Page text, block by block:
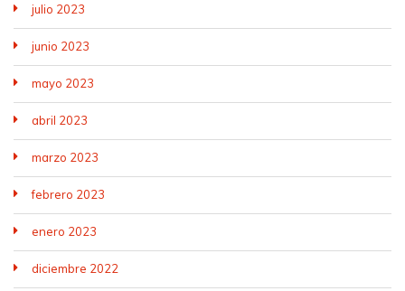
julio 2023
junio 2023
mayo 2023
abril 2023
marzo 2023
febrero 2023
enero 2023
diciembre 2022